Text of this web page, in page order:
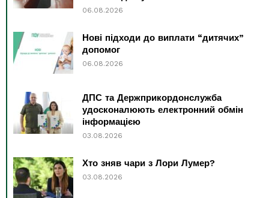
06.08.2026
Нові підходи до виплати “дитячих”
допомог
06.08.2026
ДПС та Держприкордонслужба
удосконалюють електронний обмін
інформацією
03.08.2026
Хто зняв чари з Лори Лумер?
03.08.2026